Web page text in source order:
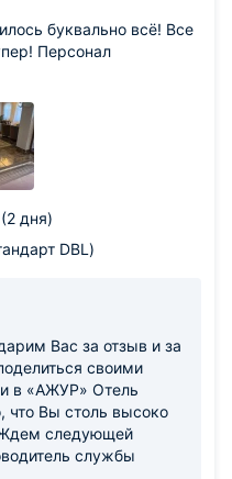
буквально всё! Все
Персонал
дня)
DBL)
Вас за отзыв и за
своими
в «АЖУР» Отель
что Вы столь высоко
следующей
службы